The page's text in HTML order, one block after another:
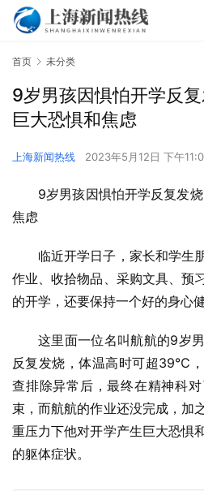
首页 未分类
9岁男孩因惧怕开学反
巨大恐惧和焦虑
上海新闻热线 2023年5月12日 下午
9岁男孩因惧怕开学反复发
焦虑
临近开学日子，家长和学生
作业、收拾物品、采购文具、预
的开学，还要保持一个好的身心健
这里面一位名叫航航的9岁
反复发烧，体温高时可超39℃
查排除异常后，最终在精神科
束，而航航的作业还没完成，加
重压力下他对开学产生巨大恐惧
的躯体症状。